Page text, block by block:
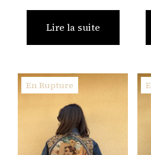
Lire la suite
En Rupture